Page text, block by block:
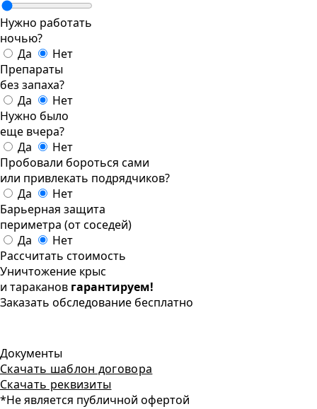
Нужно работать
ночью?
Да
Нет
Препараты
без запаха?
Да
Нет
Нужно было
еще вчера?
Да
Нет
Пробовали бороться сами
или привлекать подрядчиков?
Да
Нет
Барьерная защита
периметра (от соседей)
Да
Нет
Рассчитать стоимость
Уничтожение крыс
и тараканов гарантируем!
Заказать обследование бесплатно
Документы
Скачать шаблон договора
Скачать реквизиты
*Не является публичной офертой